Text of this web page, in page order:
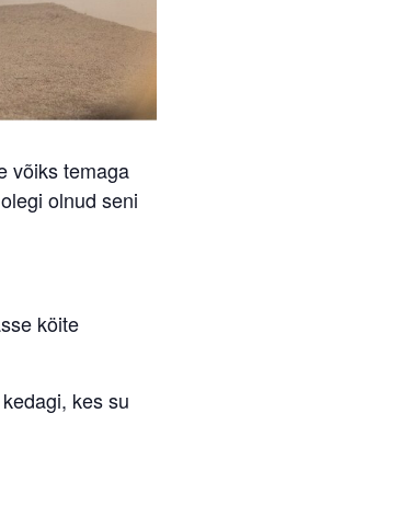
võiks temaga
olnud seni
köite
kes su